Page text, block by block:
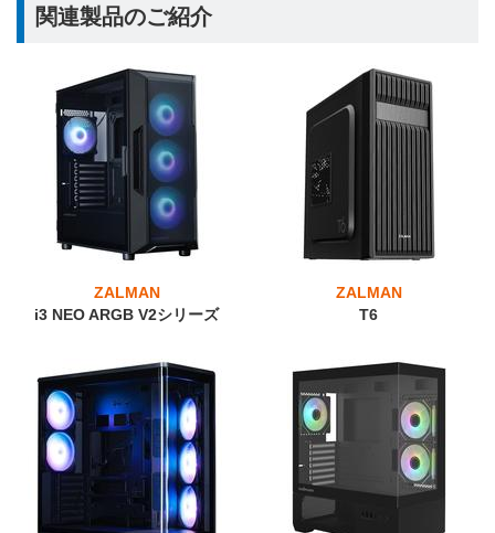
関連製品のご紹介
ZALMAN
i3 NEO ARGB V2シリーズ
ZALMAN
T6